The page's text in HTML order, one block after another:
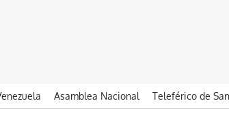
Asamblea Nacional
Teleférico de